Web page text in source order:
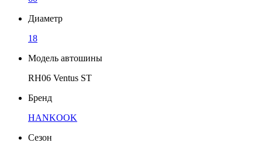
Диаметр
18
Модель автошины
RH06 Ventus ST
Бренд
HANKOOK
Сезон